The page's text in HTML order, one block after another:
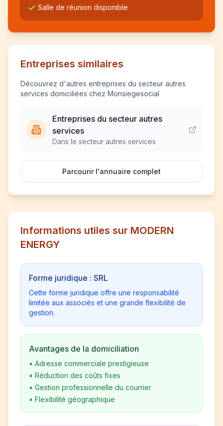
Salle de réunion disponible
Entreprises similaires
Découvrez d'autres entreprises du secteur autres
services domiciliées chez Monsiegesocial
Entreprises du secteur autres
services
Dans le secteur autres services
Parcourir l'annuaire complet
Informations utiles sur MODERN
ENERGY
Forme juridique : SRL
Cette forme juridique offre une responsabilité
limitée aux associés et une grande flexibilité de
gestion.
Avantages de la domiciliation
• Adresse commerciale prestigieuse
• Réduction des coûts fixes
• Gestion professionnelle du courrier
• Flexibilité géographique